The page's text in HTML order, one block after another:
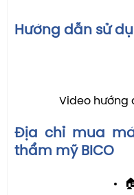
Hướng dẫn sử
Video hướng
Địa chỉ mua
thẩm mỹ BICO